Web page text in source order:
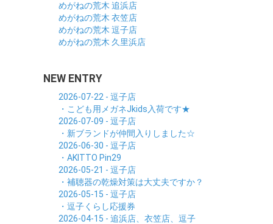
めがねの荒木 追浜店
めがねの荒木 衣笠店
めがねの荒木 逗子店
めがねの荒木 久里浜店
NEW ENTRY
2026-07-22 - 逗子店
・こども用メガネJkids入荷です★
2026-07-09 - 逗子店
・新ブランドが仲間入りしました☆
2026-06-30 - 逗子店
・AKITTO Pin29
2026-05-21 - 逗子店
・補聴器の乾燥対策は大丈夫ですか？
2026-05-15 - 逗子店
・逗子くらし応援券
2026-04-15 - 追浜店、衣笠店、逗子